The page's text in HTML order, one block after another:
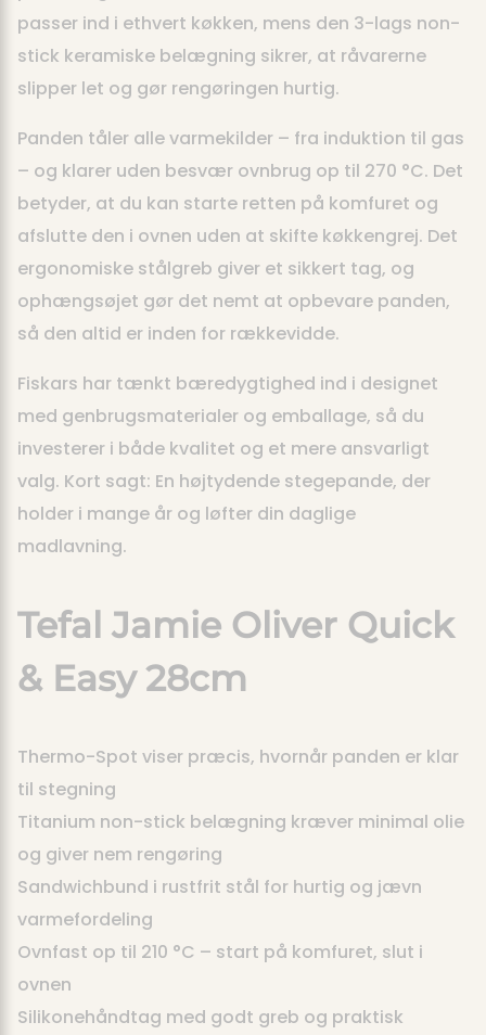
passer ind i ethvert køkken, mens den 3-lags non-
stick keramiske belægning sikrer, at råvarerne
slipper let og gør rengøringen hurtig.
Panden tåler alle varmekilder – fra induktion til gas
– og klarer uden besvær ovnbrug op til 270 °C. Det
betyder, at du kan starte retten på komfuret og
afslutte den i ovnen uden at skifte køkkengrej. Det
ergonomiske stålgreb giver et sikkert tag, og
ophængsøjet gør det nemt at opbevare panden,
så den altid er inden for rækkevidde.
Fiskars har tænkt bæredygtighed ind i designet
med genbrugsmaterialer og emballage, så du
investerer i både kvalitet og et mere ansvarligt
valg. Kort sagt: En højtydende stegepande, der
holder i mange år og løfter din daglige
madlavning.
Tefal Jamie Oliver Quick
& Easy 28cm
Thermo-Spot viser præcis, hvornår panden er klar
til stegning
Titanium non-stick belægning kræver minimal olie
og giver nem rengøring
Sandwichbund i rustfrit stål for hurtig og jævn
varmefordeling
Ovnfast op til 210 °C – start på komfuret, slut i
ovnen
Silikonehåndtag med godt greb og praktisk